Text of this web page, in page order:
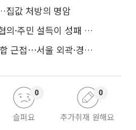
집값 처방의 명암
정부 공급카드 임박…서울시 협의·주민 설득이 성패 가른다
강남·서초 아파트값 오름폭 보합 근접⋯서울 외곽·경기 남부 중심 매수세
슬퍼요
0
추가취재 원해요
0